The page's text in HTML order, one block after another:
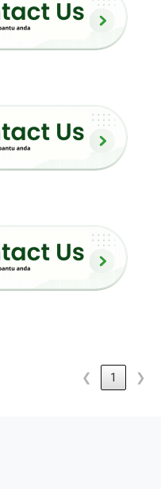
❮ 1 ❯